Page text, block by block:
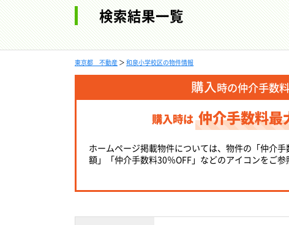
検索結果一覧
東京都 不動産 ＞ 和泉小学校区の物件情報
購入時の仲介手数料
購入時は 仲介手数料最
ホームページ掲載物件については、物件の「仲介
額」「仲介手数料30％OFF」などのアイコンをご参